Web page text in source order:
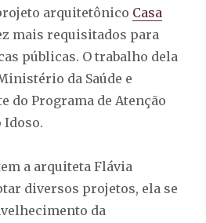
arquitetônico Casa
mais requisitados para
públicas. O trabalho dela
da Saúde e
do Programa de Atenção
Idoso.
a arquiteta Flávia
diversos projetos, ela se
da